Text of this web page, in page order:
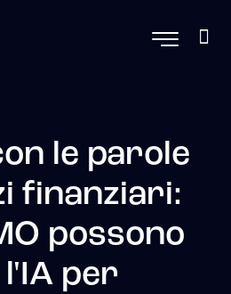
le parole
finanziari:
possono
per